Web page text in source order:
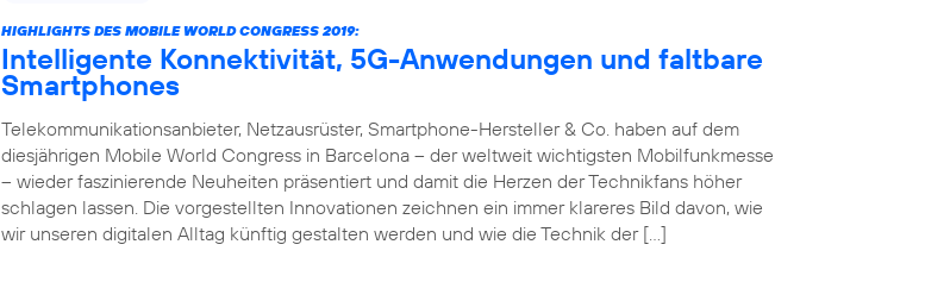
HIGHLIGHTS DES MOBILE WORLD CONGRESS 2019:
Intelligente Konnektivität, 5G-Anwendungen und faltbare
Smartphones
Telekommunikationsanbieter, Netzausrüster, Smartphone-Hersteller & Co. haben auf dem
diesjährigen Mobile World Congress in Barcelona – der weltweit wichtigsten Mobilfunkmesse
– wieder faszinierende Neuheiten präsentiert und damit die Herzen der Technikfans höher
schlagen lassen. Die vorgestellten Innovationen zeichnen ein immer klareres Bild davon, wie
wir unseren digitalen Alltag künftig gestalten werden und wie die Technik der […]